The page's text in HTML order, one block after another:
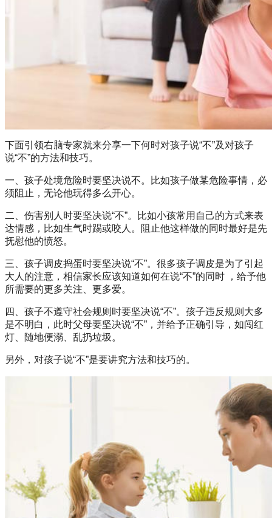
下面引领右脑专家就来分享一下何时对孩子说“不”及对孩子
说“不”的方法和技巧。
一、孩子处境危险时要坚决说不。比如孩子做某危险事情，必
须阻止，无论他玩得多么开心。
二、伤害别人时要坚决说“不”。比如小孩常用自己的方式来表
达情感，比如生气时踢或咬人。阻止他这样做的同时最好是先
抚慰他的愤怒。
三、孩子调皮捣蛋时要坚决说“不”。很多孩子调皮是为了引起
大人的注意，相信家长应该知道如何在说“不”的同时 ，给予他
所需要的更多关注、更多爱。
四、孩子不遵守社会规则时要坚决说“不”。孩子违反规则大多
是不明白，此时父母要坚决说“不”，并给予正确引导，如闯红
灯、随地便溺、乱扔垃圾。
另外，对孩子说“不”是要讲究方法和技巧的。